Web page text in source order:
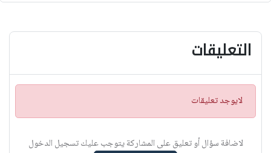
التعليقات
ت
ن
ي
لايوجد تعليقات
لاضافة سؤال أو تعليق على المشاركة يتوجب عليك تسجيل الدخول